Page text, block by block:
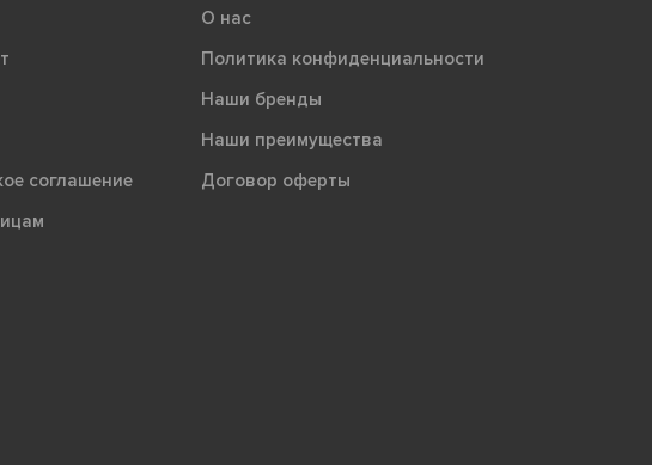
соглашение
О нас
Политика конфиденциальности
Наши бренды
Наши преимущества
Договор оферты